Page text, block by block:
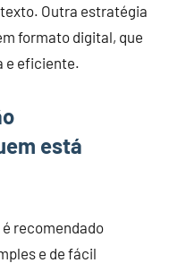
Outra estratégia
formato digital, que
e eficiente.
está
recomendado
e de fácil